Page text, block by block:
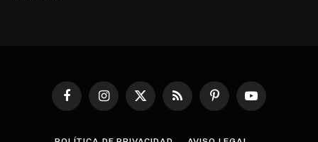
FacebookInstagram
X
RSS PinterestYouTube